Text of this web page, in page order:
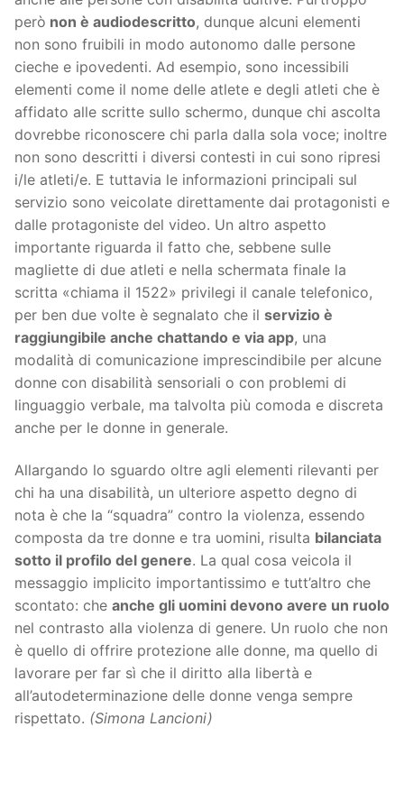
però non è audiodescritto, dunque alcuni elementi
non sono fruibili in modo autonomo dalle persone
cieche e ipovedenti. Ad esempio, sono incessibili
elementi come il nome delle atlete e degli atleti che è
affidato alle scritte sullo schermo, dunque chi ascolta
dovrebbe riconoscere chi parla dalla sola voce; inoltre
non sono descritti i diversi contesti in cui sono ripresi
i/le atleti/e. E tuttavia le informazioni principali sul
servizio sono veicolate direttamente dai protagonisti e
dalle protagoniste del video. Un altro aspetto
importante riguarda il fatto che, sebbene sulle
magliette di due atleti e nella schermata finale la
scritta «chiama il 1522» privilegi il canale telefonico,
per ben due volte è segnalato che il servizio è
raggiungibile anche chattando e via app, una
modalità di comunicazione imprescindibile per alcune
donne con disabilità sensoriali o con problemi di
linguaggio verbale, ma talvolta più comoda e discreta
anche per le donne in generale.
Allargando lo sguardo oltre agli elementi rilevanti per
chi ha una disabilità, un ulteriore aspetto degno di
nota è che la “squadra” contro la violenza, essendo
composta da tre donne e tra uomini, risulta bilanciata
sotto il profilo del genere. La qual cosa veicola il
messaggio implicito importantissimo e tutt’altro che
scontato: che anche gli uomini devono avere un ruolo
nel contrasto alla violenza di genere. Un ruolo che non
è quello di offrire protezione alle donne, ma quello di
lavorare per far sì che il diritto alla libertà e
all’autodeterminazione delle donne venga sempre
rispettato. (Simona Lancioni)